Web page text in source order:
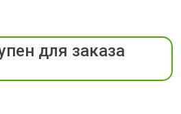
для заказа